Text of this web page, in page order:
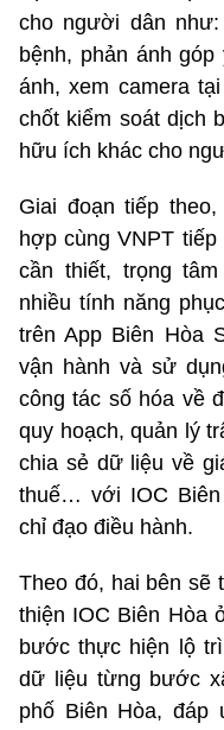
cho người dân
bệnh, phản ánh
ánh, xem camera
chốt kiểm soát dịch
hữu ích khác cho
Giai đoạn tiếp
hợp cùng VNPT
cần thiết, trọng
nhiều tính năng
trên App Biên Hòa
vận hành và sử
công tác số hóa về
quy hoạch, quản lý
chia sẻ dữ liệu về
thuế… với IOC Biên
chỉ đạo điều hành.
Theo đó, hai bên sẽ
thiện IOC Biên Hòa
bước thực hiện lộ
dữ liệu từng bước
phố Biên Hòa, đáp